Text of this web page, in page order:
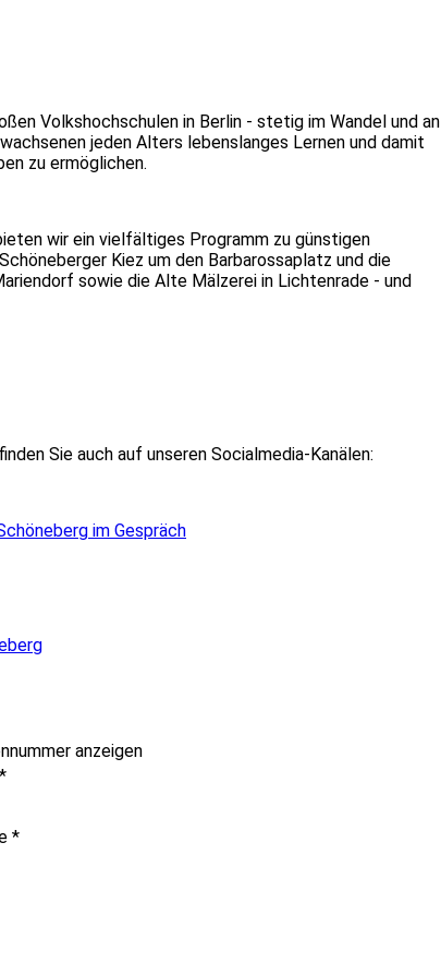
Volkshochschulen in Berlin - stetig im Wandel und an
jeden Alters lebenslanges Lernen und damit
zu ermöglichen.
wir ein vielfältiges Programm zu günstigen
Kiez um den Barbarossaplatz und die
sowie die Alte Mälzerei in Lichtenrade - und
Sie auch auf unseren Socialmedia-Kanälen:
im Gespräch
anzeigen
*
*